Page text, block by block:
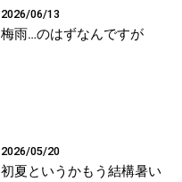
2026/06/13
梅雨…のはずなんですが
2026/05/20
初夏というかもう結構暑い